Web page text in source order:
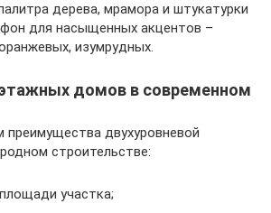
дерева, мрамора и штукатурки
для насыщенных акцентов –
изумрудных.
домов в современном
преимущества двухуровневой
строительстве:
участка;